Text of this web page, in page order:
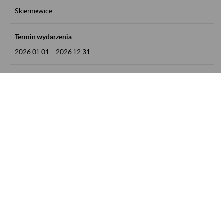
Skierniewice
Termin wydarzenia
2026.01.01 - 2026.12.31